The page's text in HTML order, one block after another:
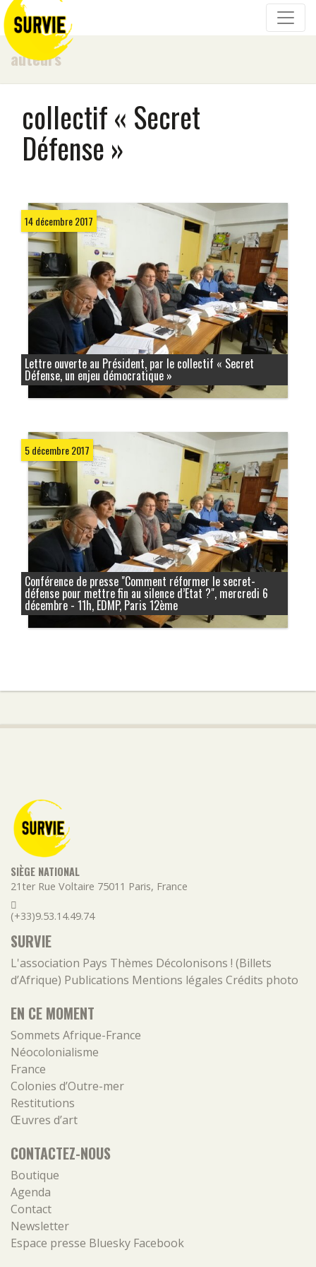
auteurs
collectif « Secret
Défense »
14 décembre 2017
Lettre ouverte au Président, par le collectif « Secret
Défense, un enjeu démocratique »
5 décembre 2017
Conférence de presse "Comment réformer le secret-
défense pour mettre fin au silence d’Etat ?", mercredi 6
décembre - 11h, EDMP, Paris 12ème
SIÈGE NATIONAL
21ter Rue Voltaire 75011 Paris, France
(+33)9.53.14.49.74
SURVIE
L'association Pays Thèmes Décolonisons ! (Billets
d’Afrique) Publications Mentions légales Crédits photo
EN CE MOMENT
Sommets Afrique-France
Néocolonialisme
France
Colonies d’Outre-mer
Restitutions
Œuvres d’art
CONTACTEZ-NOUS
Boutique
Agenda
Contact
Newsletter
Espace presse Bluesky Facebook